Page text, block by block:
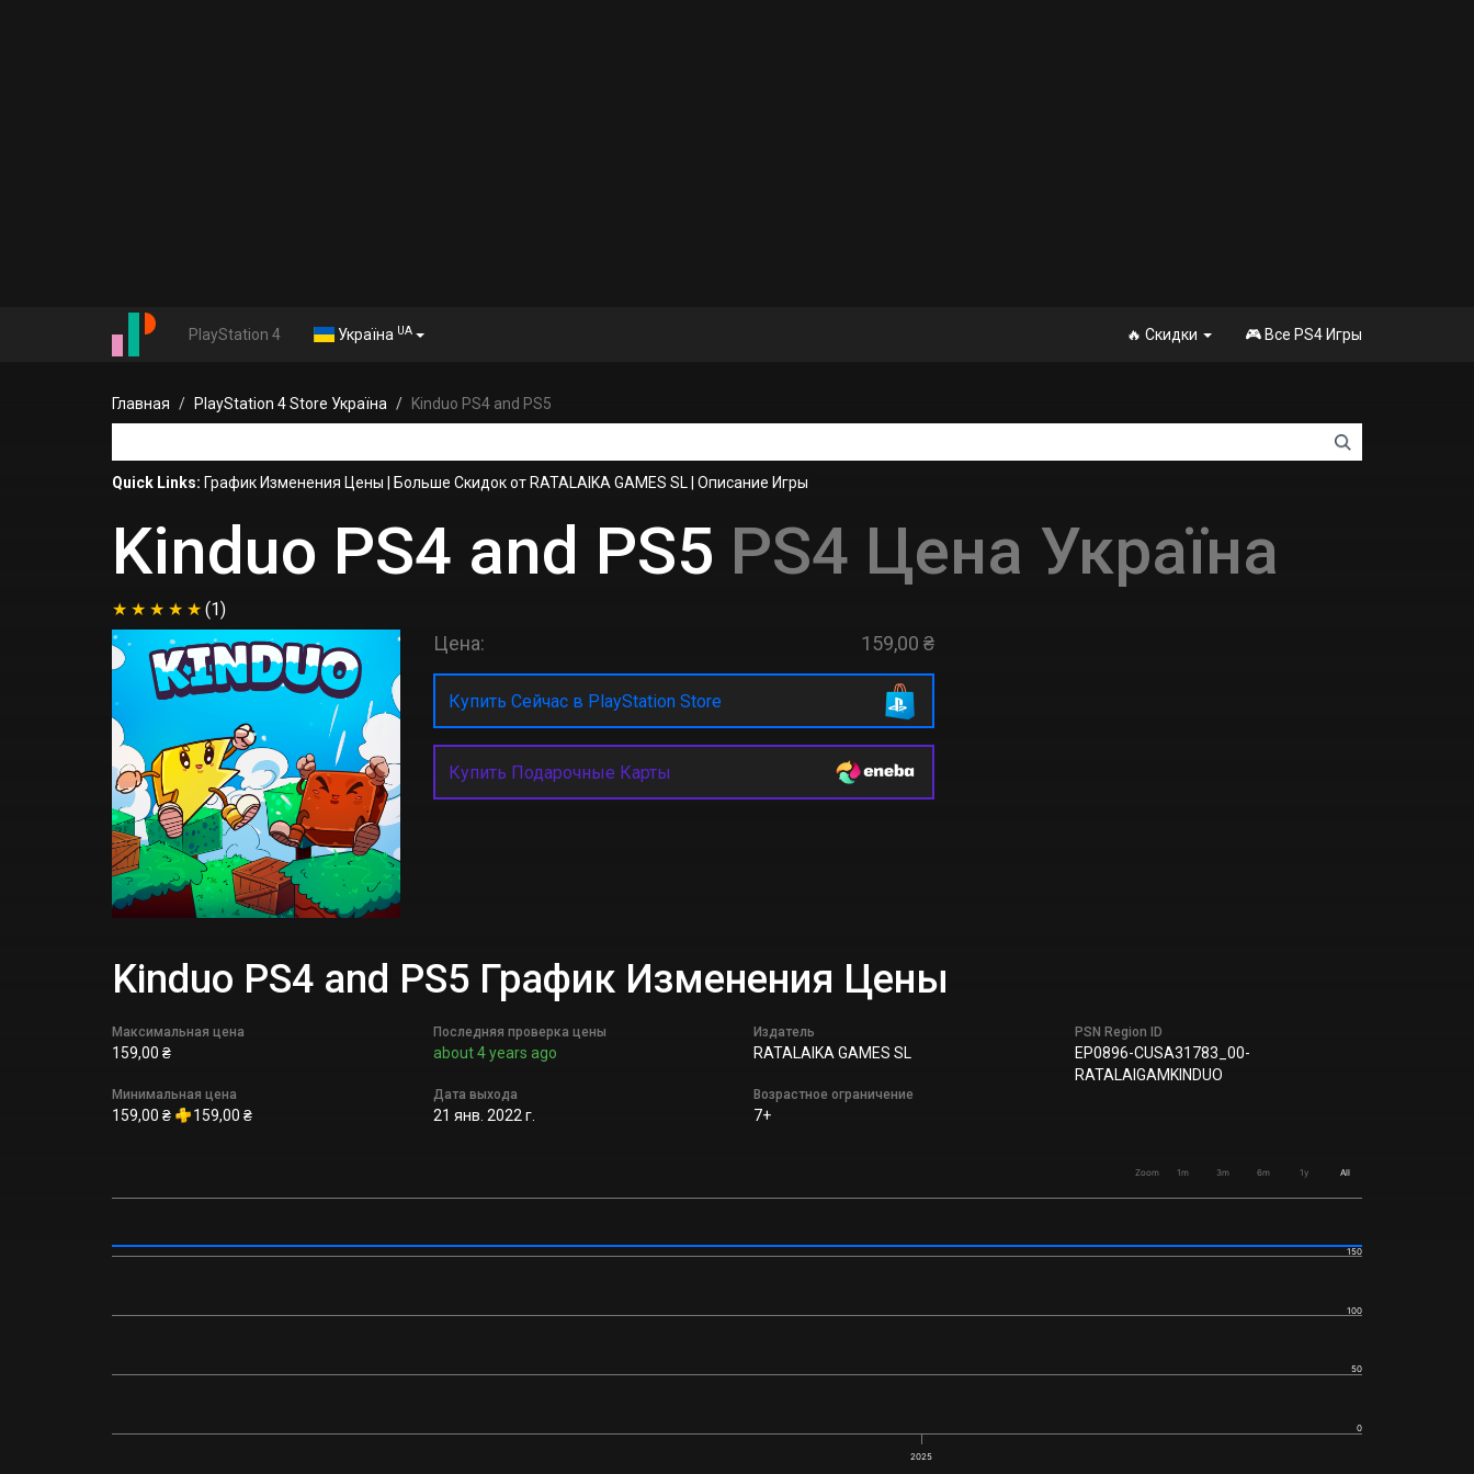
PlayStation 4 Україна UA 🔥 Скидки 🎮 Все PS4 Игры
Главная PlayStation 4 Store Україна Kinduo PS4 and PS5
Quick Links: График Изменения Цены Больше Скидок от RATALAIKA GAMES SL Описание Игры
Kinduo PS4 and PS5 PS4 Цена Україна
(1)
Цена: 159,00 ₴
Купить Сейчас в PlayStation Store
Купить Подарочные Карты
Kinduo PS4 and PS5 График Изменения Цены
Максимальная цена
159,00 ₴
Минимальная цена
159,00 ₴ 159,00 ₴
Последняя проверка цены
about 4 years ago
Дата выхода
21 янв. 2022 г.
Издатель
RATALAIKA GAMES SL
Возрастное ограничение
7+
PSN Region ID
EP0896-CUSA31783_00-
RATALAIGAMKINDUO
Zoom 1m 3m 6m 1y All
2025
0
50
100
150